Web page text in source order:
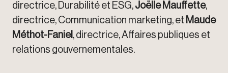
directrice, Durabilité et ESG, Joëlle Mauffette,
directrice, Communication marketing, et Maude
Méthot-Faniel , directrice, Affaires publiques et
relations gouvernementales.